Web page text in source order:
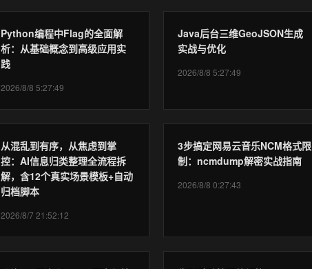
Python编程中Flag的全面解
析：从基础概念到高级应用实
践
2026/8/8 5:27:49
Java后台三维GeoJSON生成
实战与优化
2026/8/8 5:27:49
从混乱到有序，从焦虑到掌
控：AI信息归类整理全流程拆
解，含12个真实场景模板+自动
归档脚本
2026/8/7 21:52:12
3步搞定网易云音乐NCM格式限
制：ncmdump解密实战指南
2026/8/8 0:27:43